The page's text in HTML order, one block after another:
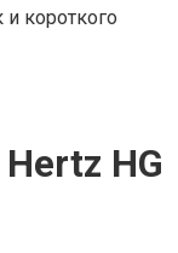
короткого
HG